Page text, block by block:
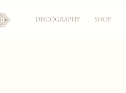
DISCOGRAPHY SHOP